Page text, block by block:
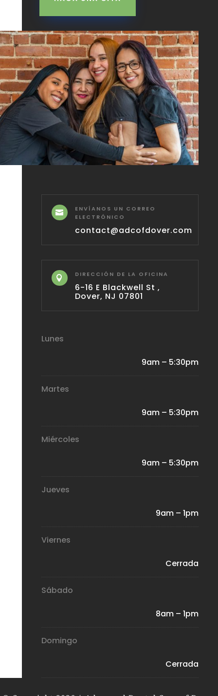

ENVÍANOS UN CORREO
ELECTRÓNICO
contact@adcofdover.com
 DIRECCIÓN DE LA OFICINA
6-16 E Blackwell St ,
Dover, NJ 07801
Lunes
9am – 5:30pm
Martes
9am – 5:30pm
Miércoles
9am – 5:30pm
Jueves
9am – 1pm
Viernes
Cerrada
Sábado
8am – 1pm
Domingo
Cerrada